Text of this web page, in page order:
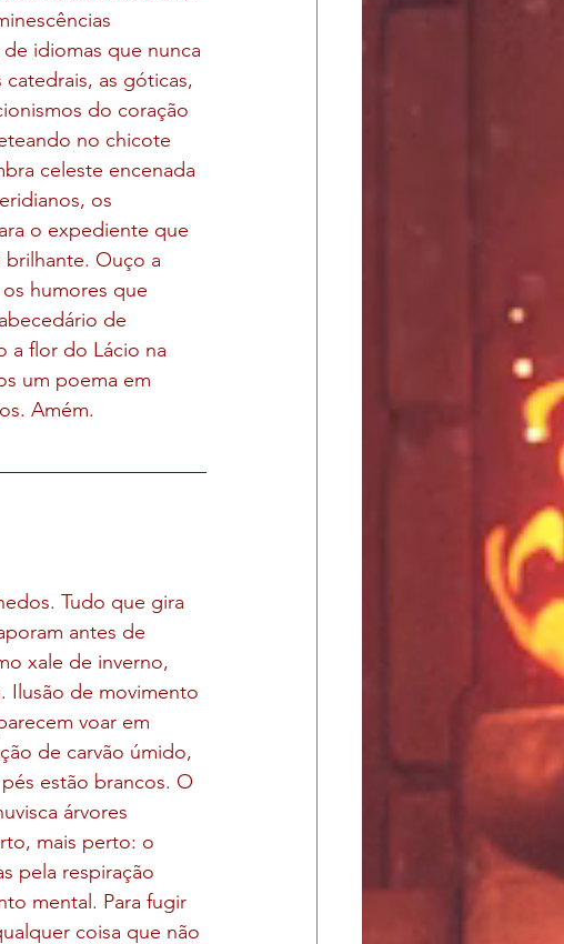
idiomas que nunca
as góticas,
do coração
no chicote
celeste encenada
os
o expediente que
Ouço a
humores que
de
a flor do Lácio na
um poema em
Amém.
Tudo que gira
antes de
xale de inverno,
Ilusão de movimento
voar em
de carvão úmido,
estão brancos. O
árvores
mais perto: o
pela respiração
mental. Para fugir
coisa que não